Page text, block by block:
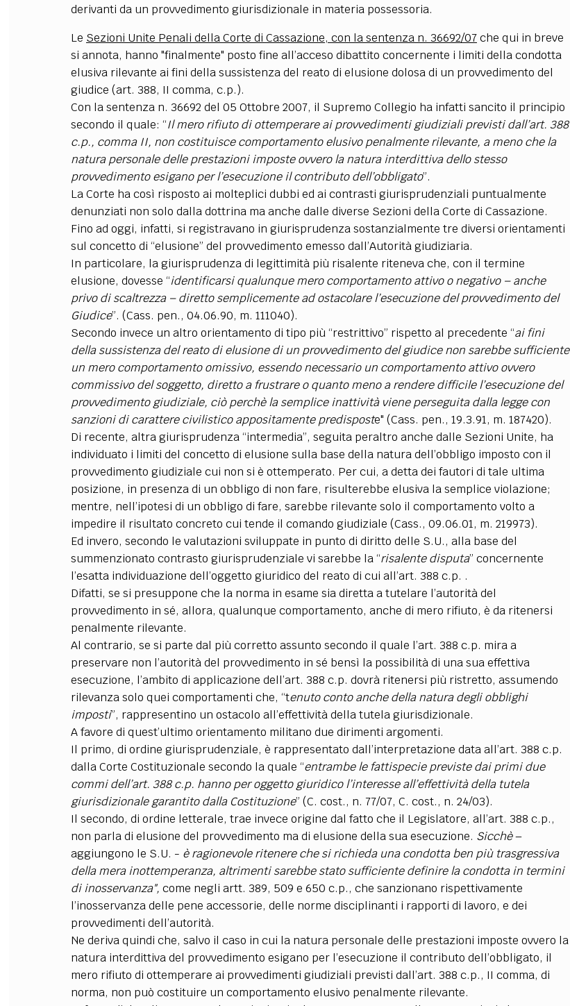
derivanti da un provvedimento giurisdizionale in materia possessoria.
Le Sezioni Unite Penali della Corte di Cassazione, con la sentenza n. 36692/07che qui in breve
si annota, hanno "finalmente" posto fine all’acceso dibattito concernente i limiti della condotta
elusiva rilevante ai fini della sussistenza del reato di elusione dolosa di un provvedimento del
giudice (art. 388, II comma, c.p.).
Con la sentenza n. 36692 del 05 Ottobre 2007, il Supremo Collegio ha infatti sancito il principio
secondo il quale: “Il mero rifiuto di ottemperare ai provvedimenti giudiziali previsti dall’art. 388
c.p., comma II, non costituisce comportamento elusivo penalmente rilevante, a meno che la
natura personale delle prestazioni imposte ovvero la natura interdittiva dello stesso
provvedimento esigano per l’esecuzione il contributo dell’obbligato”.
La Corte ha così risposto ai molteplici dubbi ed ai contrasti giurisprudenziali puntualmente
denunziati non solo dalla dottrina ma anche dalle diverse Sezioni della Corte di Cassazione.
Fino ad oggi, infatti, si registravano in giurisprudenza sostanzialmente tre diversi orientamenti
sul concetto di “elusione” del provvedimento emesso dall’Autorità giudiziaria.
In particolare, la giurisprudenza di legittimità più risalente riteneva che, con il termine
elusione, dovesse “identificarsi qualunque mero comportamento attivo o negativo – anche
privo di scaltrezza – diretto semplicemente ad ostacolare l’esecuzione del provvedimento del
Giudice”. (Cass. pen., 04.06.90, m. 111040).
Secondo invece un altro orientamento di tipo più “restrittivo” rispetto al precedente “ai fini
della sussistenza del reato di elusione di un provvedimento del giudice non sarebbe sufficiente
un mero comportamento omissivo, essendo necessario un comportamento attivo ovvero
commissivo del soggetto, diretto a frustrare o quanto meno a rendere difficile l’esecuzione del
provvedimento giudiziale, ciò perchè la semplice inattività viene perseguita dalla legge con
sanzioni di carattere civilistico appositamente predisposte" (Cass. pen., 19.3.91, m. 187420).
Di recente, altra giurisprudenza “intermedia”, seguita peraltro anche dalle Sezioni Unite, ha
individuato i limiti del concetto di elusione sulla base della natura dell’obbligo imposto con il
provvedimento giudiziale cui non si è ottemperato. Per cui, a detta dei fautori di tale ultima
posizione, in presenza di un obbligo di non fare, risulterebbe elusiva la semplice violazione;
mentre, nell’ipotesi di un obbligo di fare, sarebbe rilevante solo il comportamento volto a
impedire il risultato concreto cui tende il comando giudiziale (Cass., 09.06.01, m. 219973).
Ed invero, secondo le valutazioni sviluppate in punto di diritto delle S.U., alla base del
summenzionato contrasto giurisprudenziale vi sarebbe la “risalente disputa” concernente
l’esatta individuazione dell’oggetto giuridico del reato di cui all’art. 388 c.p. .
Difatti, se si presuppone che la norma in esame sia diretta a tutelare l’autorità del
provvedimento in sé, allora, qualunque comportamento, anche di mero rifiuto, è da ritenersi
penalmente rilevante.
Al contrario, se si parte dal più corretto assunto secondo il quale l’art. 388 c.p. mira a
preservare non l’autorità del provvedimento in sé bensì la possibilità di una sua effettiva
esecuzione, l’ambito di applicazione dell’art. 388 c.p. dovrà ritenersi più ristretto, assumendo
rilevanza solo quei comportamenti che, “tenuto conto anche della natura degli obblighi
imposti”, rappresentino un ostacolo all’effettività della tutela giurisdizionale.
A favore di quest’ultimo orientamento militano due dirimenti argomenti.
Il primo, di ordine giurisprudenziale, è rappresentato dall’interpretazione data all’art. 388 c.p.
dalla Corte Costituzionale secondo la quale “entrambe le fattispecie previste dai primi due
commi dell’art. 388 c.p. hanno per oggetto giuridico l’interesse all’effettività della tutela
giurisdizionale garantito dalla Costituzione” (C. cost., n. 77/07, C. cost., n. 24/03).
Il secondo, di ordine letterale, trae invece origine dal fatto che il Legislatore, all’art. 388 c.p.,
non parla di elusione del provvedimento ma di elusione della sua esecuzione. Sicchè–
aggiungono le S.U. - è ragionevole ritenere che si richieda una condotta ben più trasgressiva
della mera inottemperanza, altrimenti sarebbe stato sufficiente definire la condotta in termini
di inosservanza", come negli artt. 389, 509 e 650 c.p., che sanzionano rispettivamente
l’inosservanza delle pene accessorie, delle norme disciplinanti i rapporti di lavoro, e dei
provvedimenti dell’autorità.
Ne deriva quindi che, salvo il caso in cui la natura personale delle prestazioni imposte ovvero la
natura interdittiva del provvedimento esigano per l’esecuzione il contributo dell’obbligato, il
mero rifiuto di ottemperare ai provvedimenti giudiziali previsti dall’art. 388 c.p., II comma, di
norma, non può costituire un comportamento elusivo penalmente rilevante.